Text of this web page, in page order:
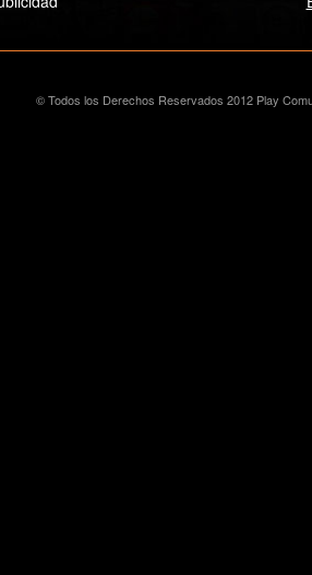
© Todos los Derechos Reservados 2012 Play